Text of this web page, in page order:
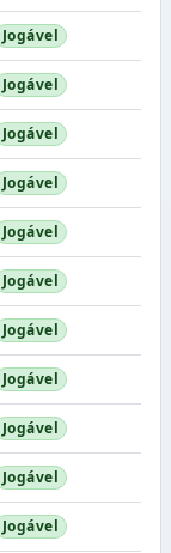
Jogável
Jogável
Jogável
Jogável
Jogável
Jogável
Jogável
Jogável
Jogável
Jogável
Jogável